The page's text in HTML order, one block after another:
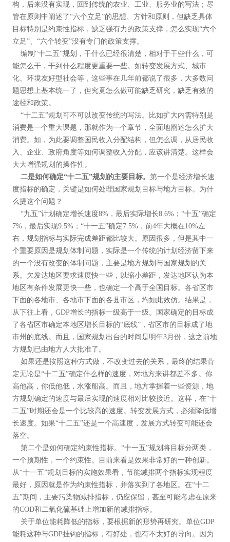
构，后来没有实现，回到传统的农业、工业、服务业的写法；尽
管在原则中阐述了“六个立足”的思想、方针和原则，但缺乏具体
目标特别是约束性指标，缺乏强有力的政策支撑，怎么实现“六个
立足”、“六个转变”没有专门的政策支撑。
编制“十二五”规划，干什么已经很清楚，相对于干些什么，可
能怎么干，干到什么程度更重要一些。如转变发展方式、城市
化、环境友好型社会等，这些事在几年前都说了很多，大多数问
题思想上基本统一了，但究竟怎么做可能缺乏研究，缺乏有效的
途径和政策。
“十二五”规划可不可以改变传统的写法。比如扩大内需特别是
消费是一个重大课题，那就作为一个章节，全面地阐述怎么扩大
消费。如，为此要调整国民收入分配结构，但怎么调，从居民收
入、企业、政府角度等如何调整收入分配，应该讲清楚。这样会
大大增强规划的操作性。
二是如何确定“十二五”规划的主要目标。第一个是经济增长速
度指标的确定，关键是如何处理国家规划目标与地方目标。为什
么提这个问题？
“九五”计划确定增长速度8%，最后实际增长8.6%；“十五”确定
7%，最后实现9.5%；“十一五”确定7.5%，前4年大概在10%左
右，规划指标与实际完成差距都比较大。原因很多，但是其中一
个重要原因是规划体制问题，实际是一个传统的计划经济留下来
的一个没有改变的体制问题，主要是地方规划与国家规划的关
系。欠发达地区要求速度快一些，以缩小差距，发达地区认为本
地区有条件发展更快一些，也确定一个高于全国目标。各省区市
下面的各地市、各地市下面的各县市区，均如此效仿。结果是，
从下往上看，GDP增长的指标一级高于一级。国家确定的目标成
了各省区市确定本地区增长目标的“底线”，省区市的目标成了地
市州的底线。而且，国家规划出台的时间是明年3月份，这之前地
方规划已由地方人大批准了。
如果还是按照这种方式做，不改变过去的关系，最终的结果肯
定无论是“十二五”确定什么样的速度，对地方来讲都差不多。你
高他高，你低他低，水涨船高。而且，地方掌握着一些资源，地
方规划确定的速度与最后实现的速度相对比较接近。这样，在“十
二五”时期还会是一个比较高的速度。转变发展方式，必须降低增
长速度。如果“十二五”还是一个高速度，发展方式转变可能还会
落空。
第二个是如何确定约束性指标。“十一五”规划将目标分两类，
一个预期性，一个约束性。目前来看是效果非常好的一种创新。
从“十一五”规划目标的实施效果看，节能减排两个指标实现程度
最好，原因就是作为约束性指标，并落实到了各地区。在“十二
五”期间，主要污染物减排指标，仍应保留，甚至可能考虑在原来
的COD和二氧化硫基础上增加新的减排指标。
关于单位能耗降低的指标，要根据新的形势再研究。单位GDP
能耗这种与GDP挂钩的指标，有好处，也有不太好的导向。因为